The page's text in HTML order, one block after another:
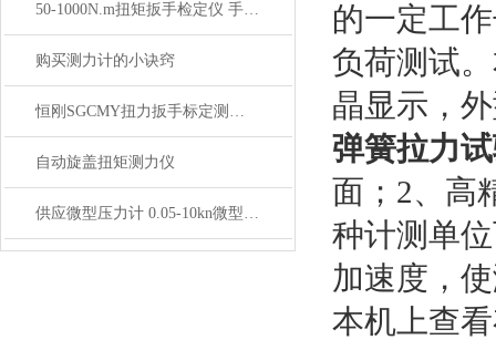
50-1000N.m扭矩扳手检定仪 手动扭矩扳手检定仪 数字扭力校正仪
购买测力计的小诀窍
恒刚SGCMY扭力扳手标定测试仪使用前核心注意事项
自动旋盖扭矩测力仪
供应微型压力计 0.05-10kn微型数显压力计使用方法
的一定工
负荷测试
晶显示，
弹簧拉力
面；2、高
种计测单
加速度，
本机上查